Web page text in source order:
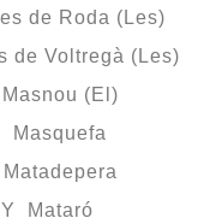
de Roda (Les)
de Voltregà (Les)
(El)
Masquefa
Mataró